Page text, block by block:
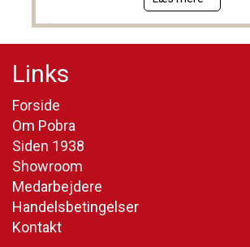
Links
Forside
Om Pobra
Siden 1938
Showroom
Medarbejdere
Handelsbetingelser
Kontakt